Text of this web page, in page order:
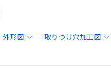
外形図 取りつけ穴加工図